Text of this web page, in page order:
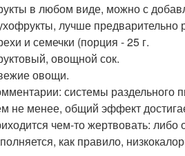
в любом виде, можно с
лучше предварительно
и семечки (порция - 25 г.
овощной сок.
овощи.
системы раздельного
не менее, общий эффект
чем-то жертвовать: либо
как правило,